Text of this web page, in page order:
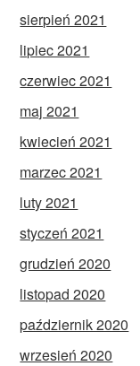
sierpień 2021
lipiec 2021
czerwiec 2021
maj 2021
kwiecień 2021
marzec 2021
luty 2021
styczeń 2021
grudzień 2020
listopad 2020
październik 2020
wrzesień 2020